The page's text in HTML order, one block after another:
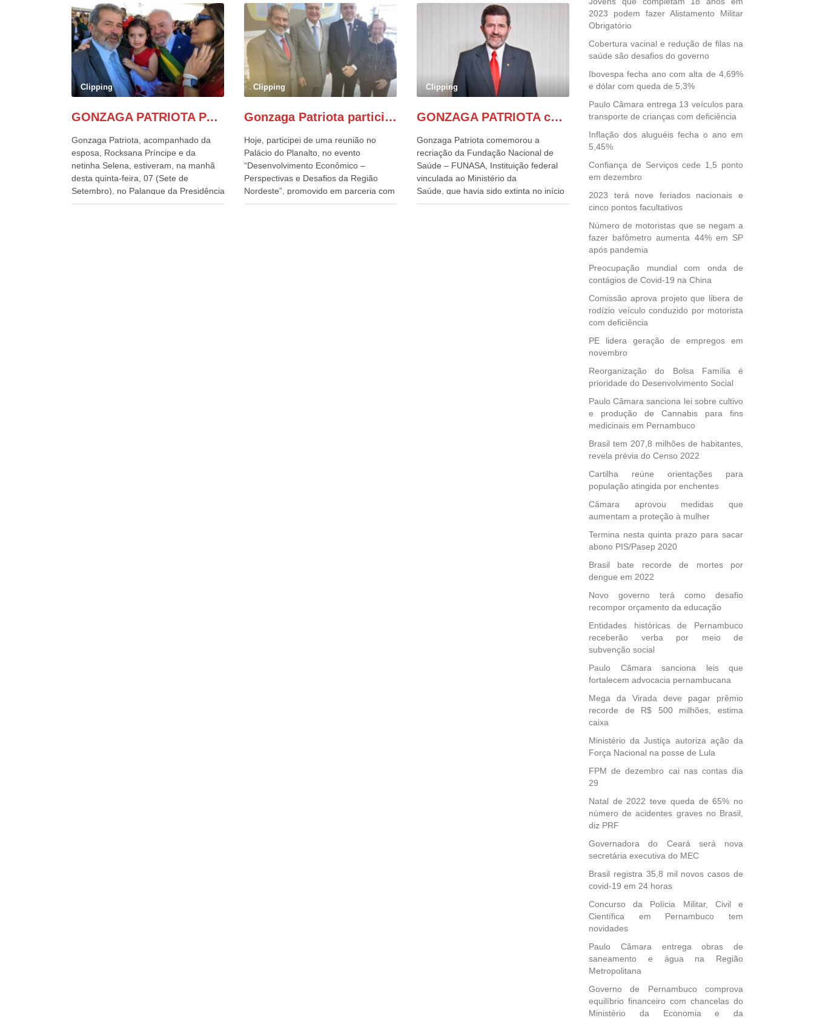
Clipping
GONZAGA PATRIOTA PARTICIPA DO DESFILE DA INDEPENDÊNCIA NO PALANQUE DA PRESIDÊNCIA DA REPÚBLICA E É ABRAÇADO POR LULA E POR GERALDO ALCKMIN.
Gonzaga Patriota, acompanhado da
esposa, Rocksana Príncipe e da
netinha Selena, estiveram, na manhã
desta quinta-feira, 07 (Sete de
Setembro), no Palanque da Presidência
da República, onde foram abraçados
Clipping
Gonzaga Patriota participa de evento em prol do desenvolvimento do Nordeste
Hoje, participei de uma reunião no
Palácio do Planalto, no evento
“Desenvolvimento Econômico –
Perspectivas e Desafios da Região
Nordeste”, promovido em parceria com
o Consórcio Nordeste. Na pauta do
Clipping
GONZAGA PATRIOTA comemora o retorno da FUNASA
Gonzaga Patriota comemorou a
recriação da Fundação Nacional de
Saúde – FUNASA, Instituição federal
vinculada ao Ministério da
Saúde, que havia sido extinta no início
do terceiro governo do
2023 podem fazer Alistamento Militar
Obrigatório
Cobertura vacinal e redução de filas na
saúde são desafios do governo
Ibovespa fecha ano com alta de 4,69%
e dólar com queda de 5,3%
Paulo Câmara entrega 13 veículos para
transporte de crianças com deficiência
Inflação dos aluguéis fecha o ano em
5,45%
Confiança de Serviços cede 1,5 ponto
em dezembro
2023 terá nove feriados nacionais e
cinco pontos facultativos
Número de motoristas que se negam a
fazer bafômetro aumenta 44% em SP
após pandemia
Preocupação mundial com onda de
contágios de Covid-19 na China
Comissão aprova projeto que libera de
rodízio veículo conduzido por motorista
com deficiência
PE lidera geração de empregos em
novembro
Reorganização do Bolsa Família é
prioridade do Desenvolvimento Social
Paulo Câmara sanciona lei sobre cultivo
e produção de Cannabis para fins
medicinais em Pernambuco
Brasil tem 207,8 milhões de habitantes,
revela prévia do Censo 2022
Cartilha reúne orientações para
população atingida por enchentes
Câmara aprovou medidas que
aumentam a proteção à mulher
Termina nesta quinta prazo para sacar
abono PIS/Pasep 2020
Brasil bate recorde de mortes por
dengue em 2022
Novo governo terá como desafio
recompor orçamento da educação
Entidades históricas de Pernambuco
receberão verba por meio de
subvenção social
Paulo Câmara sanciona leis que
fortalecem advocacia pernambucana
Mega da Virada deve pagar prêmio
recorde de R$ 500 milhões, estima
caixa
Ministério da Justiça autoriza ação da
Força Nacional na posse de Lula
FPM de dezembro cai nas contas dia
29
Natal de 2022 teve queda de 65% no
número de acidentes graves no Brasil,
diz PRF
Governadora do Ceará será nova
secretária executiva do MEC
Brasil registra 35,8 mil novos casos de
covid-19 em 24 horas
Concurso da Polícia Militar, Civil e
Científica em Pernambuco tem
novidades
Paulo Câmara entrega obras de
saneamento e água na Região
Metropolitana
Governo de Pernambuco comprova
equilíbrio financeiro com chancelas do
Ministério da Economia e da